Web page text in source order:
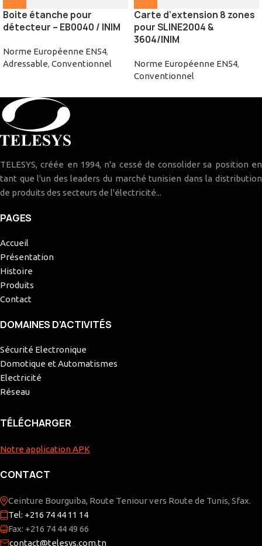
Boite étanche pour
détecteur – EB0040 / INIM
Norme Européenne EN54,
Adressable, Conventionnel
Carte d’extension 8 zones
pour SLINE2004 &
3604/INIM
Norme Européenne EN54,
Conventionnel
TELESYS, créée en 1994, n'a cessé de consolider sa position en
tant que l'un des leaders du marché tunisien dans la distribution
de produits des secteurs de l'électricité...
PAGES
Accueil
Présentation
Histoire
Produits
Contact
DOMAINES D’ACTIVITÉS
Sécurité Electronique
Domotique et Automatismes
Electricité
Réseau
TÉLÉCHARGER
Notre application APK
CONTACT
Ceinture Bourguiba, Route Teniour vers Route de Tunis, Sfax.
Tel: +216 74 44 11 14
Fax: +216 74 44 49 66
contact@telesys.com.tn